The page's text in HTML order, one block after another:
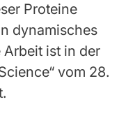
Proteine
dynamisches
ist in der
vom 28.